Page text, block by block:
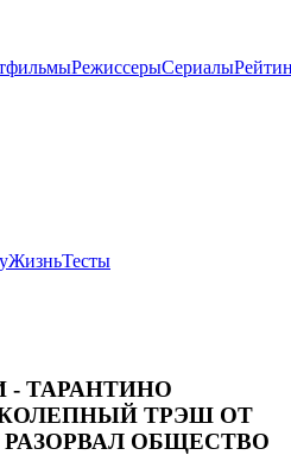
РежиссерыСериалы
ЖизньТесты
- ТАРАНТИНО
ТРЭШ ОТ
ОБЩЕСТВО